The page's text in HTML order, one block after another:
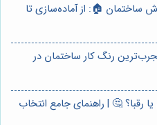
ساختمان 🏠: از آماده‌سازی تا
رنگ کار ساختمان در
رقبا؟ 🤔 | راهنمای جامع انتخاب